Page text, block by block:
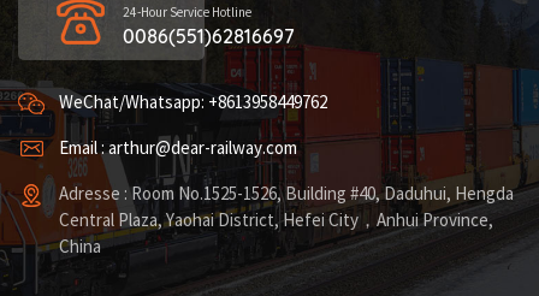
24-Hour Service Hotline
0086(551)62816697
WeChat/Whatsapp: +8613958449762
Email : arthur@dear-railway.com
Adresse : Room No.1525-1526, Building #40, Daduhui, Hengda
Central Plaza, Yaohai District, Hefei City，Anhui Province,
China